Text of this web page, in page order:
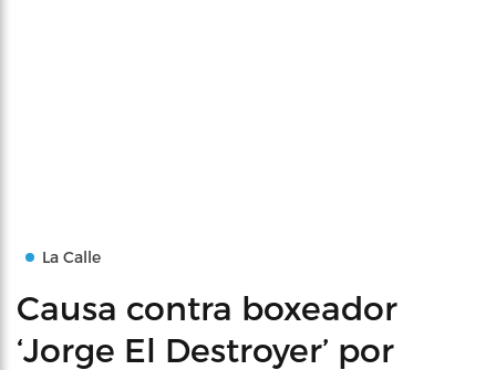
La Calle
Causa contra boxeador
‘Jorge El Destroyer’ por